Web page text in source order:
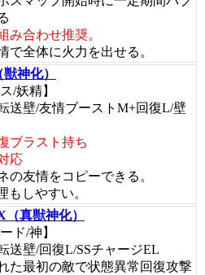
み合わせ推奨。
で全体に火力を出せる。
神化）
/妖精】
送壁/友情ブーストM+回復L/壁
ブラスト持ち
応
の友情をコピーできる。
もしやすい。
真獣神化）
ド/神】
送壁/回復L/SSチャージEL
た最初の敵で状態異常回復攻撃